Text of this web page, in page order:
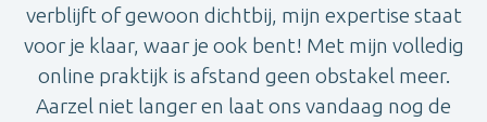
verblijft of gewoon dichtbij, mijn expertise staat
voor je klaar, waar je ook bent! Met mijn volledig
online praktijk is afstand geen obstakel meer.
Aarzel niet langer en laat ons vandaag nog de